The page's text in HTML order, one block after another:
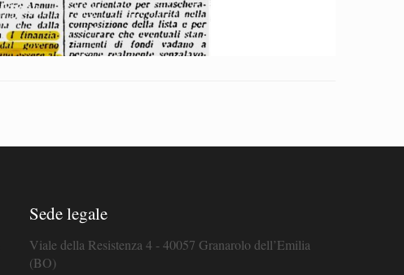
Sede legale
Viale della Resistenza 4 - 40057 Granarolo dell’Emilia
(BO)